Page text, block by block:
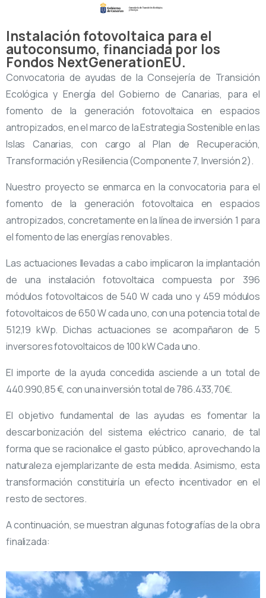
Instalación fotovoltaica para el
autoconsumo, financiada por los
Fondos NextGenerationEU.
Convocatoria de ayudas de la Consejería de Transición
Ecológica y Energía del Gobierno de Canarias, para el
fomento de la generación fotovoltaica en espacios
antropizados, en el marco de la Estrategia Sostenible en las
Islas Canarias, con cargo al Plan de Recuperación,
Transformación y Resiliencia (Componente 7, Inversión 2).
Nuestro proyecto se enmarca en la convocatoria para el
fomento de la generación fotovoltaica en espacios
antropizados, concretamente en la línea de inversión 1 para
el fomento de las energías renovables.
Las actuaciones llevadas a cabo implicaron la implantación
de una instalación fotovoltaica compuesta por 396
módulos fotovoltaicos de 540 W cada uno y 459 módulos
fotovoltaicos de 650 W cada uno, con una potencia total de
512,19 kWp. Dichas actuaciones se acompañaron de 5
inversores fotovoltaicos de 100 kW Cada uno.
El importe de la ayuda concedida asciende a un total de
440.990,85 €, con una inversión total de 786.433,70€.
El objetivo fundamental de las ayudas es fomentar la
descarbonización del sistema eléctrico canario, de tal
forma que se racionalice el gasto público, aprovechando la
naturaleza ejemplarizante de esta medida. Asimismo, esta
transformación constituiría un efecto incentivador en el
resto de sectores.
A continuación, se muestran algunas fotografías de la obra
finalizada: